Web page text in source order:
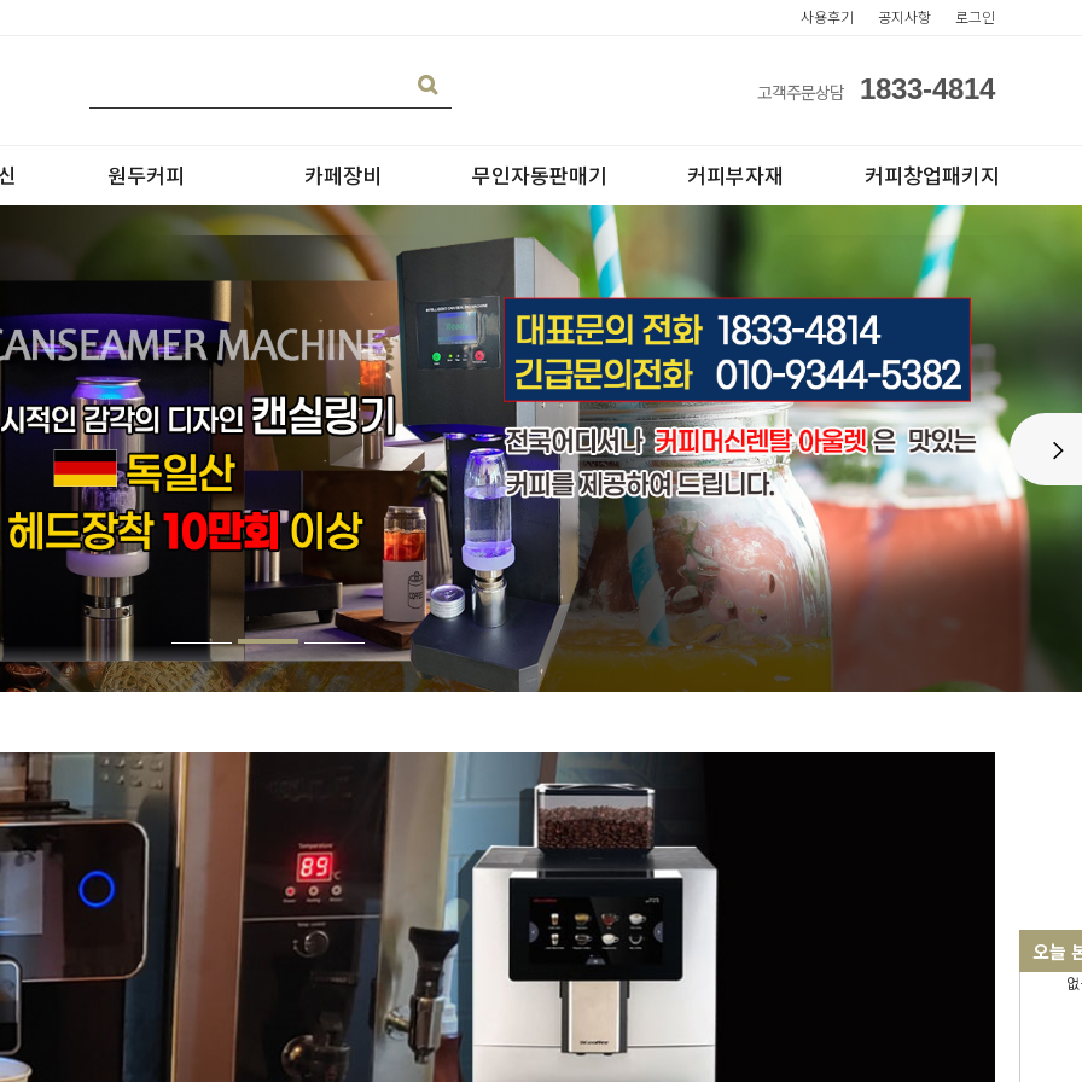
사용후기 공지사항 로그인
고객주문상담 1833-4814
원두커피
블랜딩
원두커피의 종류
카페장비
온수기/우유스팀기
블렌더
그라인더
CAN 캔시머 캔실링기
무인자동판매기 커피부자재
아이스컵
테이크아웃컵
커피창업패키지
전자동카페창업페키지
반자동카페창업페키지
반자동커피머신판매
오늘